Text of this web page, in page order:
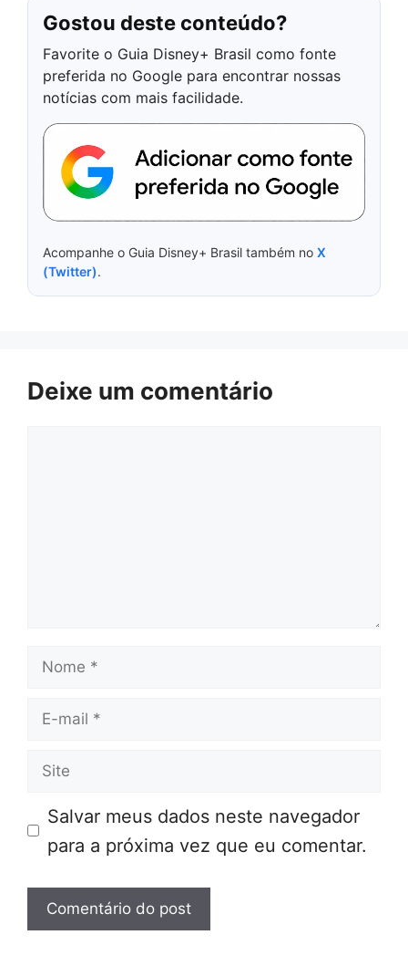
Gostou deste conteúdo?
Favorite o Guia Disney+ Brasil como fonte
preferida no Google para encontrar nossas
notícias com mais facilidade.
Acompanhe o Guia Disney+ Brasil também no X
(Twitter).
Deixe um comentário
Nome
E-
Site
Salvar meus dados neste navegador
para a próxima vez que eu comentar.